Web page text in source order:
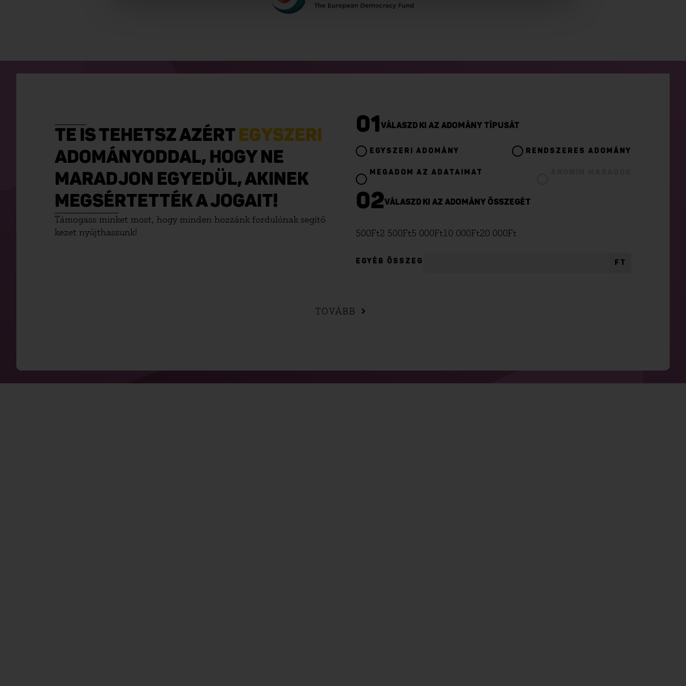
TE IS TEHETSZ AZÉRT EGYSZERI
ADOMÁNYODDAL, HOGY NE
MARADJON EGYEDÜL, AKINEK
MEGSÉRTETTÉK A JOGAIT!
Támogass minket most, hogy minden hozzánk fordulónak segítő
kezet nyújthassunk!
01 VÁLASZD KI AZ ADOMÁNY TÍPUSÁT
EGYSZERI ADOMÁNY RENDSZERES ADOMÁNY
MEGADOM AZ ADATAIMAT
02VÁLASZD KI AZ ADOMÁNY ÖSSZEGÉT
500Ft2 500Ft5 000Ft10 000Ft20 000Ft
EGYÉB ÖSSZEG FT
TOVÁBB